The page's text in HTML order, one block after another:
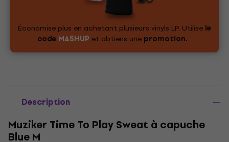
Économise plus en achetant plusieurs vinyls LP. Utilise le
code MASHUP et obtiens une promotion.
Description
Muziker Time To Play Sweat à capuche
Blue M